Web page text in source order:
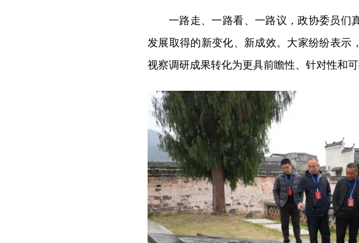
一路走、一路看、一路议，政协委员们
发展取得的新变化、新成效。大家纷纷表示
视察调研成果转化为更具前瞻性、针对性和可